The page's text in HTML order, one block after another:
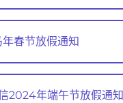
春节放假通知
2024年端午节放假通知